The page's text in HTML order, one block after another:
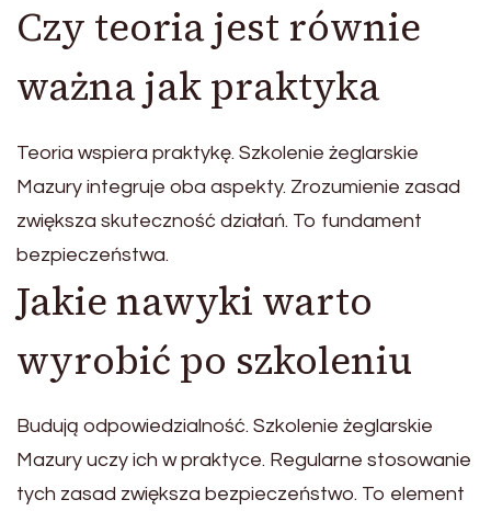
Czy teoria jest równie
ważna jak praktyka
Teoria wspiera praktykę. Szkolenie żeglarskie
Mazury integruje oba aspekty. Zrozumienie zasad
zwiększa skuteczność działań. To fundament
bezpieczeństwa.
Jakie nawyki warto
wyrobić po szkoleniu
Budują odpowiedzialność. Szkolenie żeglarskie
Mazury uczy ich w praktyce. Regularne stosowanie
tych zasad zwiększa bezpieczeństwo. To element